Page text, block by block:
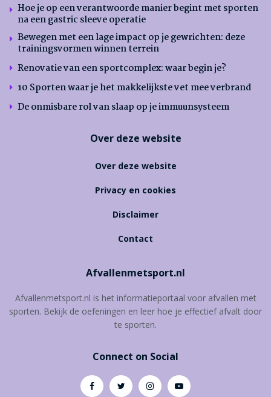
Hoe je op een verantwoorde manier begint met sporten
na een gastric sleeve operatie
Bewegen met een lage impact op je gewrichten: deze
trainingsvormen winnen terrein
Renovatie van een sportcomplex: waar begin je?
10 Sporten waar je het makkelijkste vet mee verbrand
De onmisbare rol van slaap op je immuunsysteem
Over deze website
Over deze website
Privacy en cookies
Disclaimer
Contact
Afvallenmetsport.nl
Afvallenmetsport.nl is het informatieportaal voor afvallen met
sporten. Bekijk de oefeningen en leer hoe je effectief afvalt door
te sporten.
Connect on Social